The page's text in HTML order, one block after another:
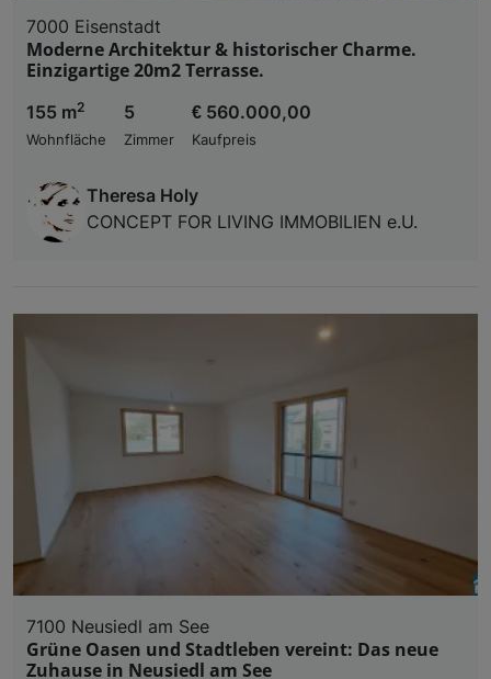
7000 Eisenstadt
Moderne Architektur & historischer Charme.
Einzigartige 20m2 Terrasse.
155 m2
Wohnfläche
5
Zimmer
€ 560.000,00
Kaufpreis
Theresa Holy
CONCEPT FOR LIVING IMMOBILIEN e.U.
7100 Neusiedl am See
Grüne Oasen und Stadtleben vereint: Das neue
Zuhause in Neusiedl am See